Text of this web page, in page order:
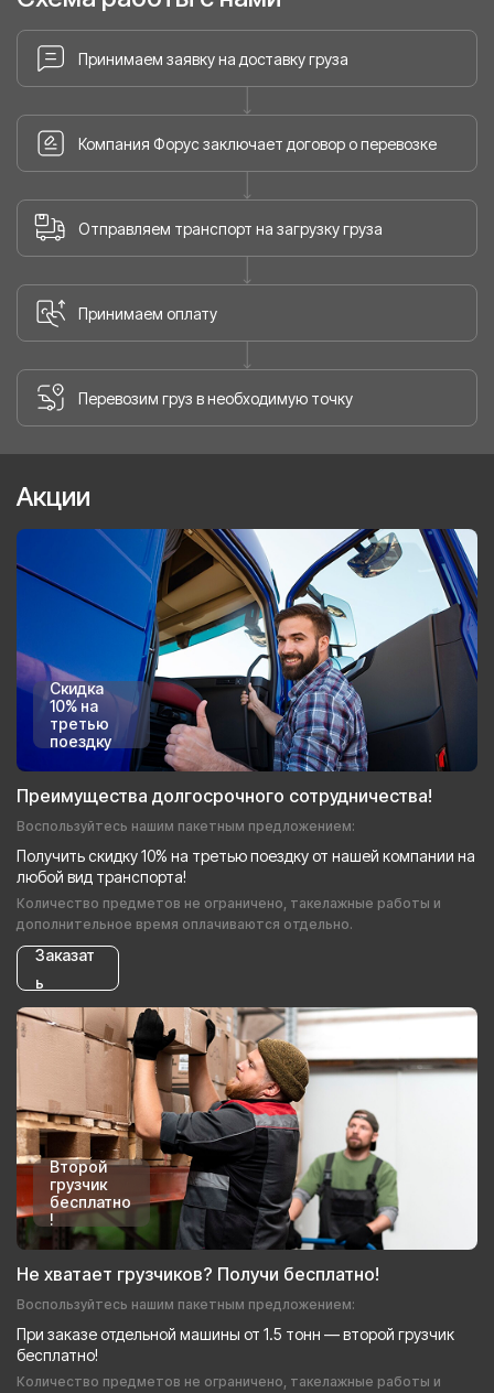
Принимаем заявку на доставку груза
Компания Форус заключает договор о перевозке
Отправляем транспорт на загрузку груза
Принимаем оплату
Перевозим груз в необходимую точку
Акции
Скидка
10% на
третью
поездку
Преимущества долгосрочного сотрудничества!
Воспользуйтесь нашим пакетным предложением:
Получить скидку 10% на третью поездку от нашей компании на
любой вид транспорта!
Количество предметов не ограничено, такелажные работы и
дополнительное время оплачиваются отдельно.
Заказат
ь
Второй
грузчик
бесплатно
!
Не хватает грузчиков? Получи бесплатно!
Воспользуйтесь нашим пакетным предложением:
При заказе отдельной машины от 1.5 тонн — второй грузчик
бесплатно!
Количество предметов не ограничено, такелажные работы и